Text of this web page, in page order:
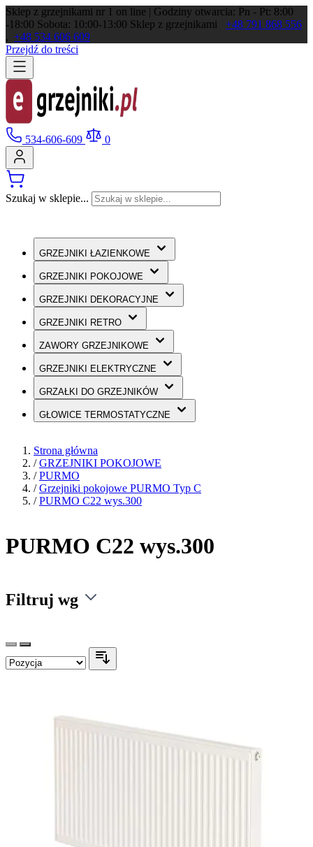
Sklep z grzejnikami nr 1 on line | Godziny otwarcia: Pn - Pt: 8:00
-18:00 Sobota: 10:00-13:00 Sklep z grzejnikami +48 791 868 556
, +48 534 606 609
Przejdź do treści
534-606-609 0
Szukaj w sklepie...
GRZEJNIKI ŁAZIENKOWE
GRZEJNIKI POKOJOWE
GRZEJNIKI DEKORACYJNE
GRZEJNIKI RETRO
ZAWORY GRZEJNIKOWE
GRZEJNIKI ELEKTRYCZNE
GRZAŁKI DO GRZEJNIKÓW
GŁOWICE TERMOSTATYCZNE
Strona główna
/ GRZEJNIKI POKOJOWE
/ PURMO
/ Grzejniki pokojowe PURMO Typ C
/ PURMO C22 wys.300
PURMO C22 wys.300
Filtruj wg